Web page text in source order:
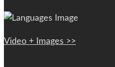
Video + Images >>